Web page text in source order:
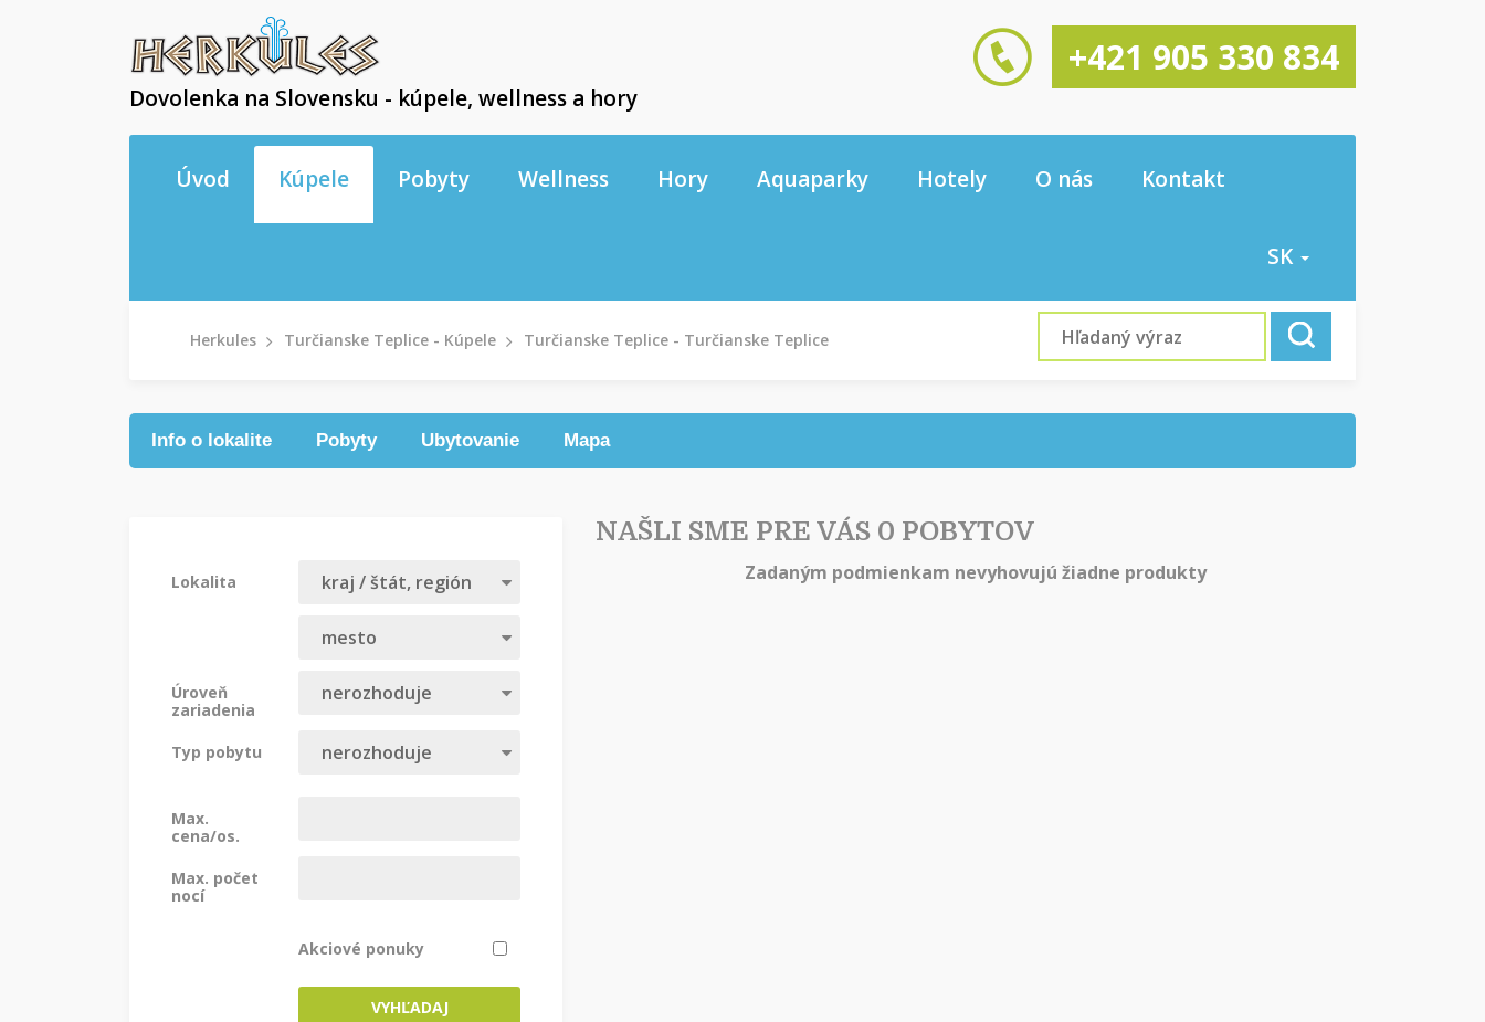
Dovolenka na Slovensku - kúpele, wellness a hory
+421 905 330 834
Úvod Kúpele Pobyty Wellness Hory Aquaparky Hotely O nás Kontakt
SK
Herkules Turčianske Teplice - Kúpele Turčianske Teplice - Turčianske Teplice
Info o lokalite Pobyty Ubytovanie Mapa
Lokalita
Úroveň
zariadenia
Typ pobytu
Max.
cena/os.
Max. počet
nocí
Akciové ponuky
VYHĽADAJ
NAŠLI SME PRE VÁS 0 POBYTOV
Zadaným podmienkam nevyhovujú žiadne produkty